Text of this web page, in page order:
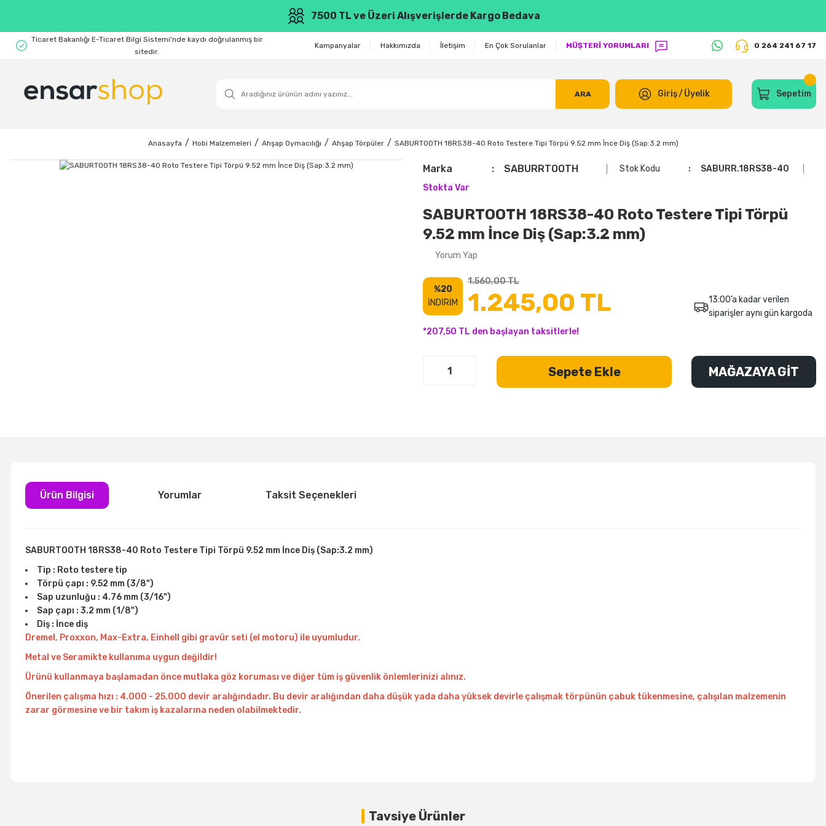
7500 TL ve Üzeri Alışverişlerde Kargo Bedava
Ticaret Bakanlığı E-Ticaret Bilgi Sistemi'nde kaydı doğrulanmış bir
sitedir.
Kampanyalar Hakkımızda İletişim En Çok Sorulanlar MÜŞTERİ YORUMLARI 0 264 241 67 17
ARA Giriş/Üyelik Sepetim
Anasayfa Hobi Malzemeleri Ahşap Oymacılığı Ahşap Törpüler SABURTOOTH 18RS38-40 Roto Testere Tipi Törpü 9.52 mm İnce Diş (Sap:3.2 mm)
Marka SABURRTOOTH Stok Kodu
SABURR.18RS38-40
Stokta Var
SABURTOOTH 18RS38-40 Roto Testere Tipi Törpü
9.52 mm İnce Diş (Sap:3.2 mm)
Yorum Yap
%20
İNDİRİM
1.560,00 TL
1.245,00 TL
*207,50 TL den başlayan taksitlerle!
13:00’a kadar verilen
siparişler aynı gün kargoda
Sepete Ekle MAĞAZAYA GİT
Ürün Bilgisi Yorumlar Taksit Seçenekleri
SABURTOOTH 18RS38-40 Roto Testere Tipi Törpü 9.52 mm İnce Diş (Sap:3.2 mm)
Tip : Roto testere tip
Törpü çapı : 9.52 mm (3/8")
Sap uzunluğu : 4.76 mm (3/16")
Sap çapı : 3.2 mm (1/8")
Diş : İnce diş
Dremel, Proxxon, Max-Extra, Einhell gibi gravür seti (el motoru) ile uyumludur.
Metal ve Seramikte kullanıma uygun değildir!
Ürünü kullanmaya başlamadan önce mutlaka göz koruması ve diğer tüm iş güvenlik önlemlerinizi alınız.
Önerilen çalışma hızı : 4.000 - 25.000 devir aralığındadır. Bu devir aralığından daha düşük yada daha yüksek devirle çalışmak törpünün çabuk tükenmesine, çalışılan malzemenin
zarar görmesine ve bir takım iş kazalarına neden olabilmektedir.
Yorum Yaz
Tavsiye Ürünler